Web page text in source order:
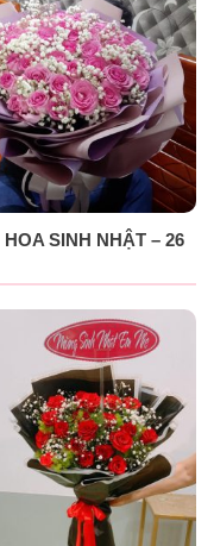
HOA SINH NHẬT – 26